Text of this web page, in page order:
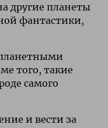
другие планеты
фантастики,
того, такие
самого
и вести за